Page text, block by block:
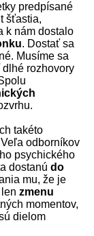
predpísané
šťastia,
k nám dostalo
. Dostať sa
Musíme sa
rozhovory
takéto
odborníkov
psychického
dostanú do
mu, že je
zmenu
momentov,
dielom